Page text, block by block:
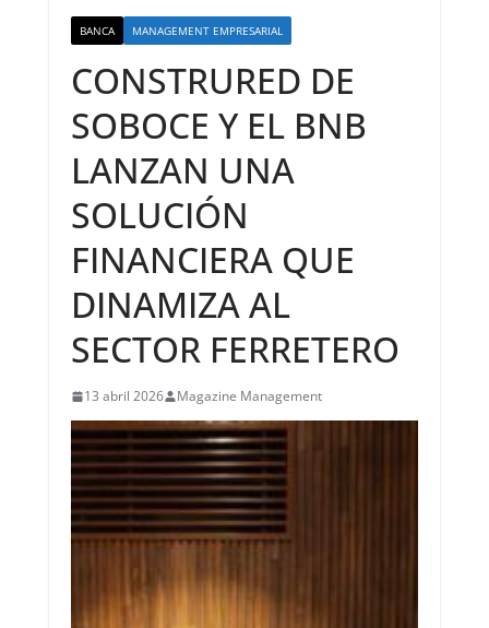
BANCA MANAGEMENT EMPRESARIAL
CONSTRURED DE
SOBOCE Y EL BNB
LANZAN UNA
SOLUCIÓN
FINANCIERA QUE
DINAMIZA AL
SECTOR FERRETERO
13 abril 2026 Magazine Management